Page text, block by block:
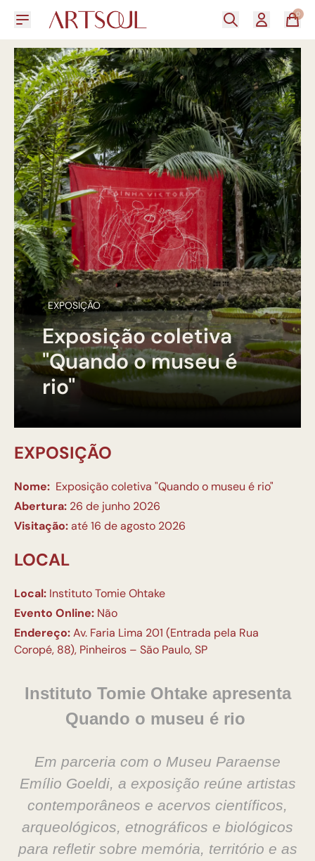
0
EXPOSIÇÃO
Exposição coletiva
"Quando o museu é
rio"
EXPOSIÇÃO
Nome: Exposição coletiva "Quando o museu é rio"
Abertura: 26 de junho 2026
Visitação:até 16 de agosto 2026
LOCAL
Local: Instituto Tomie Ohtake
Evento Online: Não
Endereço:Av. Faria Lima 201 (Entrada pela Rua
Coropé, 88), Pinheiros – São Paulo, SP
Instituto Tomie Ohtake apresenta
Quando o museu é rio
Em parceria com o Museu Paraense
Emílio Goeldi, a exposição reúne artistas
contemporâneos e acervos científicos,
arqueológicos, etnográficos e biológicos
para refletir sobre memória, território e as